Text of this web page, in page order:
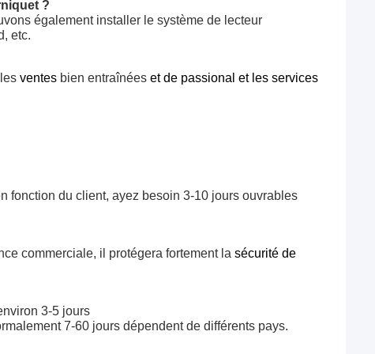
?
également installer le système de lecteur
etc.
ventes bien entraînées et de passional et les services
fonction du client, ayez besoin 3-10 jours ouvrables
commerciale, il protégera fortement la sécurité de
3-5 jours
7-60 jours dépendent de différents pays.